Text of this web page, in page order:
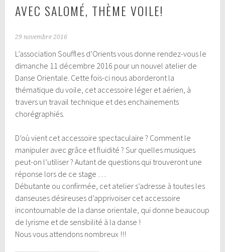
AVEC SALOMÉ, THÈME VOILE!
29 novembre 2016
L’association Souffles d’Orients vous donne rendez-vous le
dimanche 11 décembre 2016 pour un nouvel atelier de
Danse Orientale. Cette fois-ci nous aborderont la
thématique du voile, cet accessoire léger et aérien, à
travers un travail technique et des enchainements
chorégraphiés.
D’où vient cet accessoire spectaculaire ? Comment le
manipuler avec grâce et fluidité ? Sur quelles musiques
peut-on l’utiliser ? Autant de questions qui trouveront une
réponse lors de ce stage …
Débutante ou confirmée, cet atelier s’adresse à toutes les
danseuses désireuses d’apprivoiser cet accessoire
incontournable de la danse orientale, qui donne beaucoup
de lyrisme et de sensibilité à la danse !
Nous vous attendons nombreux !!!